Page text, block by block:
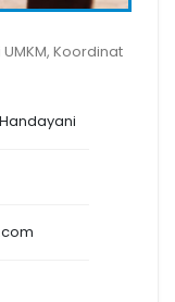
Koordinat